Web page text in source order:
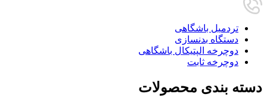
تردمیل باشگاهی
دستگاه بدنسازی
دوچرخه الپتیکال باشگاهی
دوچرخه ثابت
دسته بندی محصولات